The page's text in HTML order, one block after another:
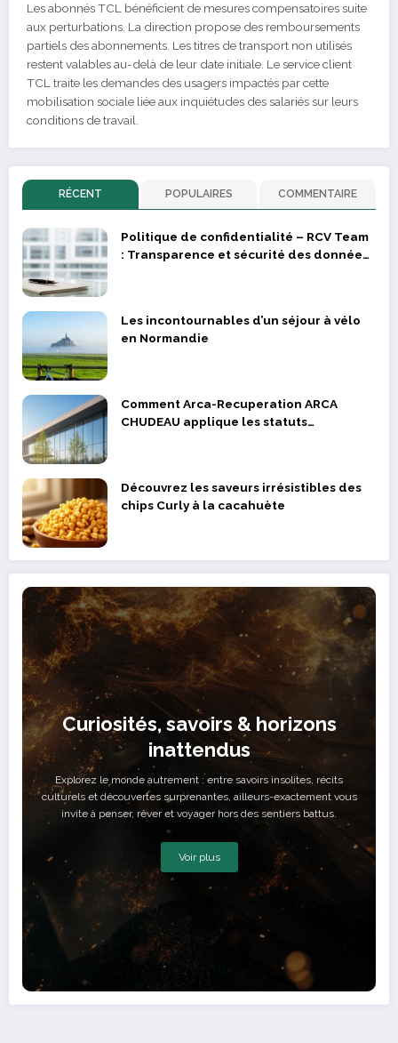
Les abonnés TCL bénéficient de mesures compensatoires suite
aux perturbations. La direction propose des remboursements
partiels des abonnements. Les titres de transport non utilisés
restent valables au-delà de leur date initiale. Le service client
TCL traite les demandes des usagers impactés par cette
mobilisation sociale liée aux inquiétudes des salariés sur leurs
conditions de travail.
RÉCENT POPULAIRES COMMENTAIRE
Politique de confidentialité – RCV Team
: Transparence et sécurité des données
Les incontournables d’un séjour à vélo
en Normandie
Comment Arca-Recuperation ARCA
CHUDEAU applique les statuts
Découvrez les saveurs irrésistibles des
chips Curly à la cacahuète
Curiosités, savoirs & horizons
inattendus
Explorez le monde autrement : entre savoirs insolites, récits
culturels et découvertes surprenantes, ailleurs-exactement vous
invite à penser, rêver et voyager hors des sentiers battus.
Voir plus